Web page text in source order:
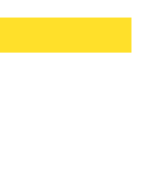
防法務等）